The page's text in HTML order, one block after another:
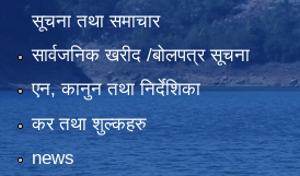
सूचना तथा समाचार
सार्वजनिक खरीद /बोलपत्र सूचना
एन, कानुन तथा निर्देशिका
कर तथा शुल्कहरु
news